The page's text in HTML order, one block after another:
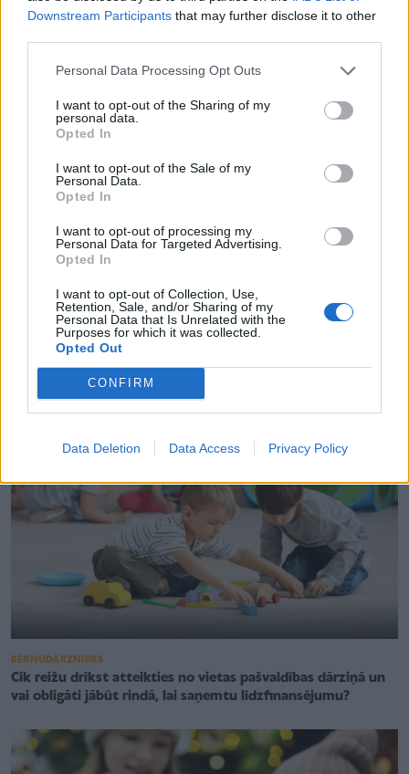
Downstream Participants that may further disclose it to other
Personal Data Processing Opt Outs
I want to opt-out of the Sharing of my
personal data.
Opted In
I want to opt-out of the Sale of my
Personal Data.
Opted In
I want to opt-out of processing my
Personal Data for Targeted Advertising.
Opted In
I want to opt-out of Collection, Use,
Retention, Sale, and/or Sharing of my
Personal Data that Is Unrelated with the
Purposes for which it was collected.
Opted Out
CONFIRM
Data Deletion Data Access Privacy Policy
PROFESIJAS
Vai arī pusaudži var kļūt par bērnu aukli un saņemt
pašvaldības līdzfinansējumu?
BĒRNUDĀRZNIEKS
Cik reižu drīkst atteikties no vietas pašvaldības dārziņā un
vai obligāti jābūt rindā, lai saņemtu līdzfinansējumu?